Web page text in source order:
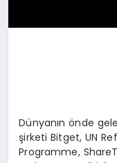
Dünyanın önde
şirketi Bitget, UN
Programme,